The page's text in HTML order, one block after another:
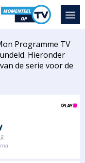
Programme TV
Hieronder
de serie voor de